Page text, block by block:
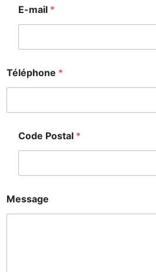
E-mail *
Téléphone *
Code Postal *
Message